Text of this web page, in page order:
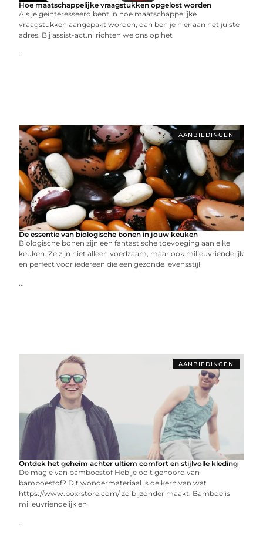
Hoe maatschappelijke vraagstukken opgelost worden
Als je geïnteresseerd bent in hoe maatschappelijke
vraagstukken aangepakt worden, dan ben je hier aan het juiste
adres. Bij assist-act.nl richten we ons op het
...
AANBIEDINGEN
De essentie van biologische bonen in jouw keuken
Biologische bonen zijn een fantastische toevoeging aan elke
keuken. Ze zijn niet alleen voedzaam, maar ook milieuvriendelijk
en perfect voor iedereen die een gezonde levensstijl
...
AANBIEDINGEN
Ontdek het geheim achter ultiem comfort en stijlvolle kleding
De magie van bamboestof Heb je ooit gehoord van
bamboestof? Dit wondermateriaal is de kern van wat
https://www.boxrstore.com/ zo bijzonder maakt. Bamboe is
milieuvriendelijk en
...